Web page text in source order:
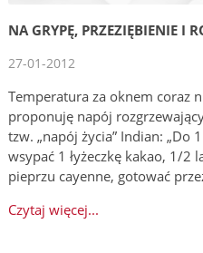
NA GRYPĘ, PRZEZIĘBIENIE I
27-01-2012
Temperatura za oknem coraz
proponuję napój
tzw. „napój życia” Indian: „Do
wsypać 1 łyżeczkę kakao, 1/2
pieprzu cayenne, gotować
Czytaj więcej...